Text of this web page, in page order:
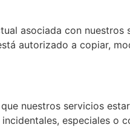
asociada con nuestros
autorizado a copiar,
nuestros servicios
especiales o